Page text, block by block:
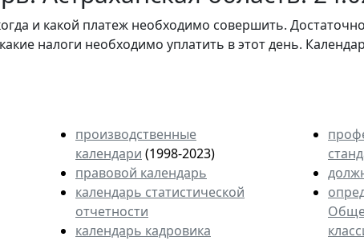
и какой платеж необходимо совершить.
налоги необходимо уплатить в этот день.
производственные
календари (1998-2023)
правовой календарь
календарь статистической
отчетности
календарь кадровика